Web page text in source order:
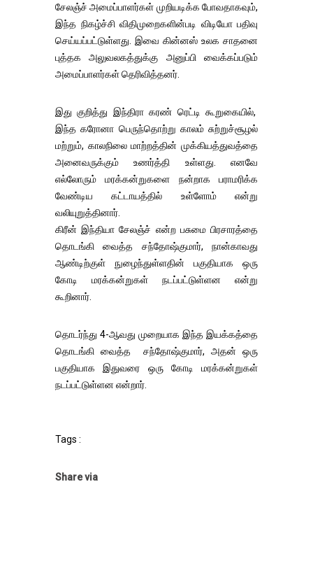
சேலஞ்ச் அமைப்பாளர்கள் முறியடிக்க போவதாகவும்,
இந்த நிகழ்ச்சி விதிமுறைகளின்படி விடியோ பதிவு
செய்யப்பட்டுள்ளது. இவை கின்னஸ் உலக சாதனை
புத்தக அலுவலகத்துக்கு அனுப்பி வைக்கப்படும்
அமைப்பாளர்கள் தெரிவித்தனர்.
இது குறித்து இந்திரா கரண் ரெட்டி கூறுகையில்,
இந்த கரோனா பெருந்தொற்று காலம் சுற்றுச்சூழல்
மற்றும், காலநிலை மாற்றத்தின் முக்கியத்துவத்தை
அனைவருக்கும் உணர்த்தி உள்ளது. எனவே
எல்லோரும் மரக்கன்றுகளை நன்றாக பராமரிக்க
வேண்டிய கட்டாயத்தில் உள்ளோம் என்று
வலியுறுத்தினார்.
கிரீன் இந்தியா சேலஞ்ச் என்ற பசுமை பிரசாரத்தை
தொடங்கி வைத்த சந்தோஷ்குமார், நான்காவது
ஆண்டிற்குள் நுழைந்துள்ளதின் பகுதியாக ஒரு
கோடி மரக்கன்றுகள் நடப்பட்டுள்ளன என்று
கூறினார்.
தொடர்ந்து 4-ஆவது முறையாக இந்த இயக்கத்தை
தொடங்கி வைத்த சந்தோஷ்குமார், அதன் ஒரு
பகுதியாக இதுவரை ஒரு கோடி மரக்கன்றுகள்
நடப்பட்டுள்ளன என்றார்.
Tags :
Share via